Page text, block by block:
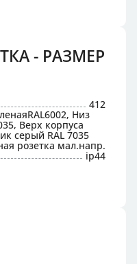
- РАЗМЕР
412
Низ
Верх корпуса
серый RAL 7035
розетка мал.напр.
ip44